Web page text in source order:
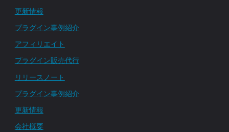
更新情報
プラグイン事例紹介
アフィリエイト
プラグイン販売代行
リリースノート
プラグイン事例紹介
更新情報
会社概要